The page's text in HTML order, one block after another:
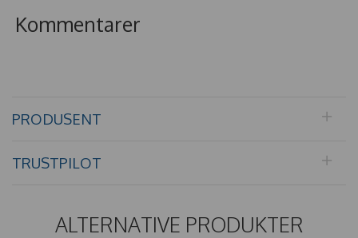
Kommentarer
PRODUSENT
TRUSTPILOT
ALTERNATIVE PRODUKTER